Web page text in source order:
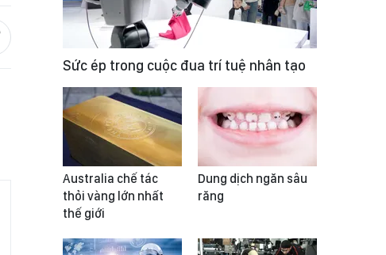
Sức ép trong cuộc đua trí tuệ nhân tạo
Australia chế tác
thỏi vàng lớn nhất
thế giới
Dung dịch ngăn sâu
răng